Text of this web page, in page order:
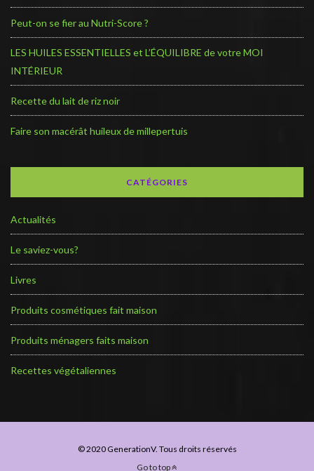
Peut-on se fier au Nutri-Score ?
LES HUILES ESSENTIELLES et L’ÉQUILIBRE de votre MOI
INTÉRIEUR
Recette du lait de riz noir
Faire son macérât huileux de millepertuis
CATÉGORIES
Actualités
Le saviez-vous?
Livres
Produits cosmétiques fait maison
Produits ménagers faits maison
Recettes végétaliennes
© 2020 GenerationV. Tous droits réservés
Go to top